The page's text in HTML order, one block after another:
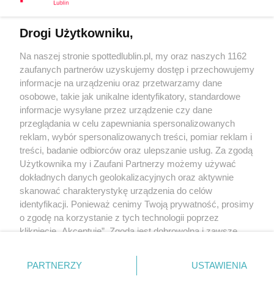
KATEGORIE
OGŁOSZENIA
WYDARZENIA
NA SKRÓTY
Regulamin
Polityka prywatności
RODO
Warunki korzystania z treści
Drogi Użytkowniku,
Na naszej stronie spottedlublin.pl, my oraz naszych 1162
zaufanych partnerów uzyskujemy dostęp i przechowujemy
informacje na urządzeniu oraz przetwarzamy dane
osobowe, takie jak unikalne identyfikatory, standardowe
informacje wysyłane przez urządzenie czy dane
przeglądania w celu zapewniania spersonalizowanych
reklam, wybór spersonalizowanych treści, pomiar reklam i
treści, badanie odbiorców oraz ulepszanie usług. Za zgodą
Użytkownika my i Zaufani Partnerzy możemy używać
dokładnych danych geolokalizacyjnych oraz aktywnie
skanować charakterystykę urządzenia do celów
identyfikacji. Ponieważ cenimy Twoją prywatność, prosimy
o zgodę na korzystanie z tych technologii poprzez
kliknięcie „Akceptuję”. Zgoda jest dobrowolna i zawsze
prywatności znajdujący się w lewym dolnym rogu strony
. Niektóre rodzaje przetwarzania danych nie wymagają
PARTNERZY USTAWIENIA